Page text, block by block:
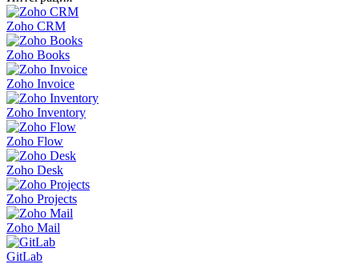
Zoho CRM
Zoho Books
Zoho Invoice
Zoho Inventory
Zoho Flow
Zoho Desk
Zoho Projects
Zoho Mail
GitLab